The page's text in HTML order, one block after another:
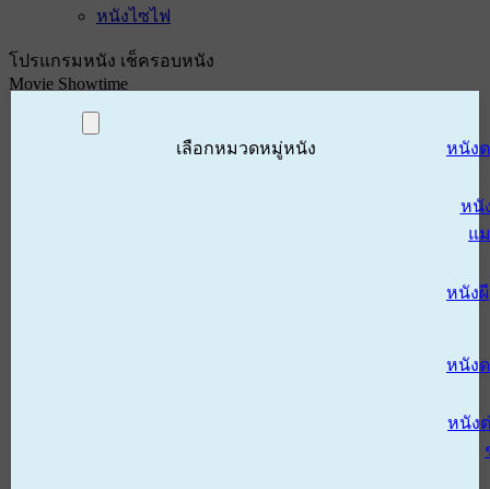
หนังไซไฟ
โปรแกรมหนัง เช็ครอบหนัง
Movie Showtime
เลือกหมวดหมู่หนัง หนัง
หนั
แ
หนังผี
หนัง
หนัง